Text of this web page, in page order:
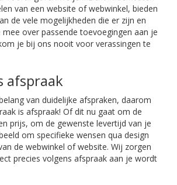
van een website of webwinkel, bieden
de vele mogelijkheden die er zijn en
over passende toevoegingen aan je
je bij ons nooit voor verassingen te
afspraak
van duidelijke afspraken, daarom
is afspraak! Of dit nu gaat om de
prijs, om de gewenste levertijd van je
om specifieke wensen qua design
de webwinkel of website. Wij zorgen
precies volgens afspraak aan je wordt